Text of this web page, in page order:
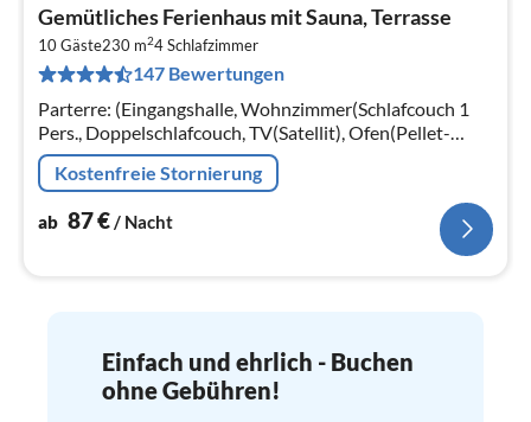
Gemütliches Ferienhaus mit Sauna, Terrasse
10 Gäste230 m24Schlafzimmer
147 Bewertungen
Parterre: (Eingangshalle, Wohnzimmer(Schlafcouch 1
Pers., Doppelschlafcouch, TV(Satellit), Ofen(Pellet-
Holzofen ), DVD-Spieler, Stereoanlage),
Esszimmer(Esstisch)
Kostenfreie Stornierung
ab 87€/ Nacht
Einfach und ehrlich - Buchen
ohne Gebühren!